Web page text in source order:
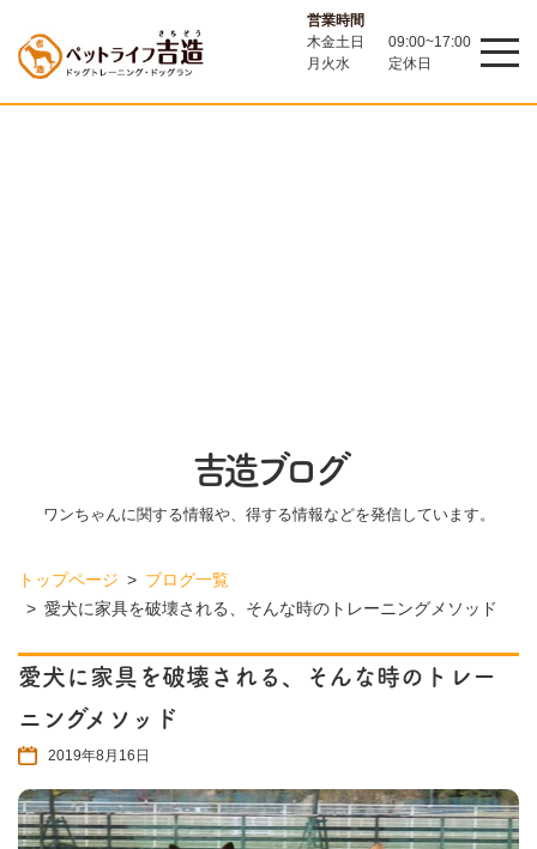
営業時間
木金土日
09:00~17:00
月火水
定休日
吉造ブログ
ワンちゃんに関する情報や、得する情報などを発信しています。
トップページ
ブログ一覧
愛犬に家具を破壊される、そんな時のトレーニングメソッド
愛犬に家具を破壊される、そんな時のトレー
ニングメソッド
2019年8月16日